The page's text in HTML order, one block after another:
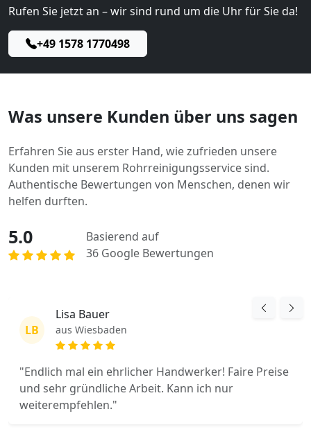
Rufen Sie jetzt an – wir sind rund um die Uhr für Sie da!
+49 1578 1770498
Was unsere Kunden über uns sagen
Erfahren Sie aus erster Hand, wie zufrieden unsere
Kunden mit unserem Rohrreinigungsservice sind.
Authentische Bewertungen von Menschen, denen wir
helfen durften.
5.0
Basierend auf
36 Google Bewertungen
LB
Lisa Bauer
aus Wiesbaden
"Endlich mal ein ehrlicher Handwerker! Faire Preise
und sehr gründliche Arbeit. Kann ich nur
weiterempfehlen."